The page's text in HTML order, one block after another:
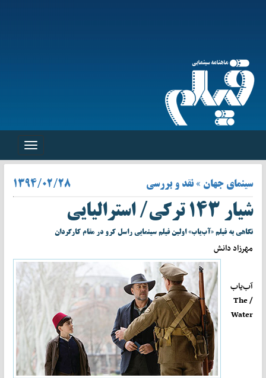
Toggle
سینمای جهان » نقد و بررسی ۱۳۹۴/۰۲/۲۸
شیار ۱۴۳ ترکی/ استرالیایی
نگاهی به فیلم «آب‌یاب» اولین فیلم سینمایی راسل کرو در مقام کارگردان
مهرزاد دانش
آب‌یاب
/
The
Water